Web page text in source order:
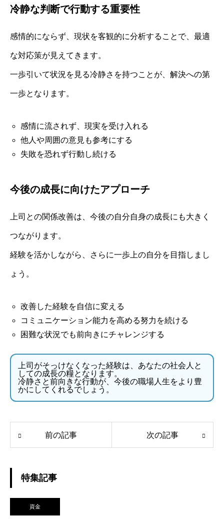
冷静な判断で行動する重要性
感情的にならず、現状を客観的に分析することで、最適
な対応策が見えてきます。
一歩引いて状況を見る冷静さを持つことが、解決への第
一歩となります。
感情に流されず、現実を受け入れる
他人や周囲の意見も参考にする
失敗を恐れず行動し続ける
今後の成長に向けたアプローチ
上司との関係改善は、今後の自分自身の成長にも大きく
つながります。
経験を活かしながら、さらに一歩上の自分を目指しまし
ょう。
改善した経験を自信に変える
コミュニケーション能力を高める努力を続ける
困難な状況でも前向きにチャレンジする
上司がそっけなくなった経験は、あなたの社会人と
しての成長の糧となります。
冷静さと前向きな行動が、今後の職場人生をより豊
かにしてくれるでしょう。
前の記事 次の記事
特集記事
資金